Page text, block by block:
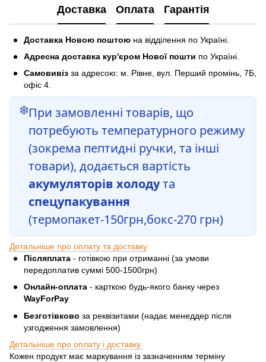
Доставка Оплата Гарантія
Доставка Новою поштою на відділення по Україні.
Адресна доставка кур'єром Нової пошти по Україні.
Самовивіз за адресою: м. Рівне, вул. Перший промінь, 7Б,
офіс 4.
❄️При замовленні товарів, що
потребують температурного режиму
(зокрема пептидні ручки, та інші
товари), додається вартість
акумуляторів холодута
спецупакування
(термопакет-150грн,бокс-270 грн)
Детальніше про оплату та доставку
Післяплата - готівкою при отриманні (за умови
передоплатив суммі 500-1500грн)
Онлайн-оплата - карткою будь-якого банку через
WayForPay
Безготівково за реквізитами (надає менеддер після
узгодження замовлення)
Детальніше про оплату і доставку
Кожен продукт має маркування із зазначенням терміну